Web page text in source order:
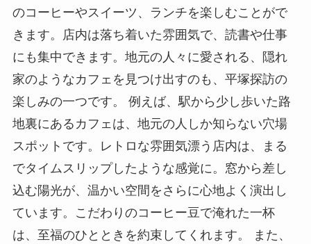
のコーヒーやスイーツ、ランチを楽しむことがで
きます。店内は落ち着いた雰囲気で、読書や仕事
にも集中できます。地元の人々に愛される、隠れ
家のようなカフェを見つけ出すのも、平塚探訪の
楽しみの一つです。 例えば、駅から少し歩いた路
地裏にあるカフェは、地元の人しか知らない穴場
スポットです。レトロな雰囲気漂う店内は、まる
でタイムスリップしたような感覚に。窓から差し
込む陽光が、温かい空間をさらに心地よく演出し
ています。こだわりのコーヒー豆で淹れた一杯
は、至福のひとときを約束してくれます。 また、